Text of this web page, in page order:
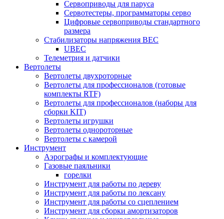
Сервоприводы для паруса
Сервотестеры, программаторы серво
Цифровые сервоприводы стандартного
размера
Стабилизаторы напряжения BEC
UBEC
Телеметрия и датчики
Вертолеты
Вертолеты двухроторные
Вертолеты для профессионалов (готовые
комплекты RTF)
Вертолеты для профессионалов (наборы для
сборки KIT)
Вертолеты игрушки
Вертолеты однороторные
Вертолеты с камерой
Инструмент
Аэрографы и комплектующие
Газовые паяльники
горелки
Инструмент для работы по дереву
Инструмент для работы по лексану
Инструмент для работы со сцеплением
Инструмент для сборки амортизаторов